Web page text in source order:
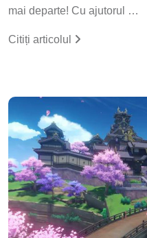
mai departe! Cu ajutorul …
Citiți articolul